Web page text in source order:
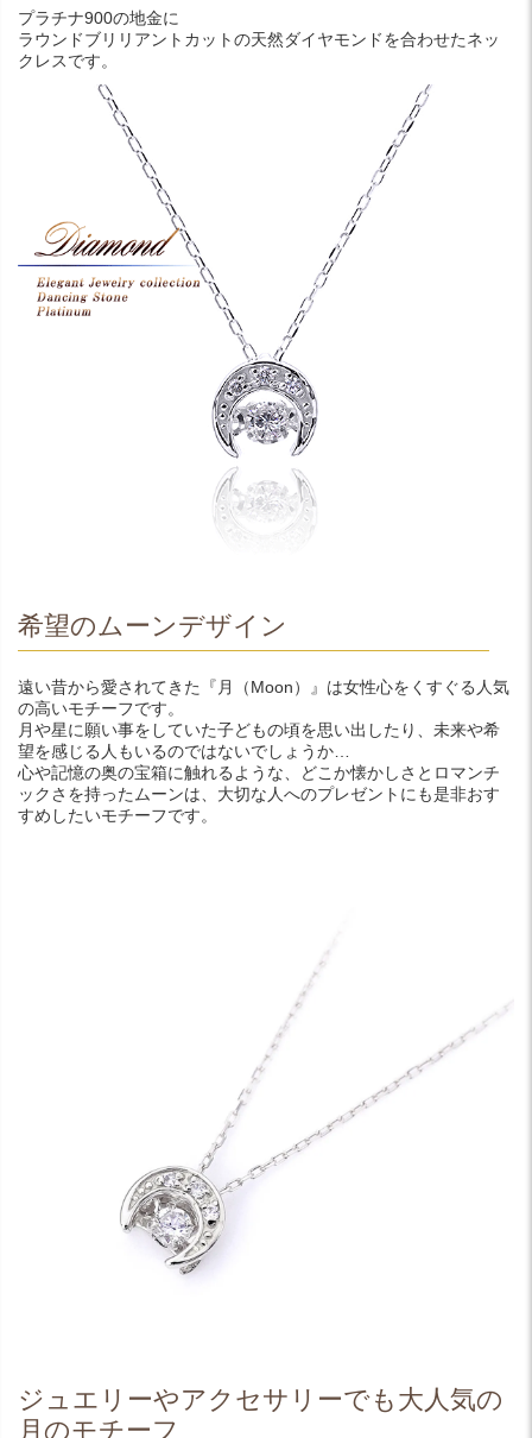
プラチナ900の地金に
ラウンドブリリアントカットの天然ダイヤモンドを合わせたネッ
クレスです。
希望のムーンデザイン
遠い昔から愛されてきた『月（Moon）』は女性心をくすぐる人気
の高いモチーフです。
月や星に願い事をしていた子どもの頃を思い出したり、未来や希
望を感じる人もいるのではないでしょうか…
心や記憶の奥の宝箱に触れるような、どこか懐かしさとロマンチ
ックさを持ったムーンは、大切な人へのプレゼントにも是非おす
すめしたいモチーフです。
ジュエリーやアクセサリーでも大人気の
月のモチーフ